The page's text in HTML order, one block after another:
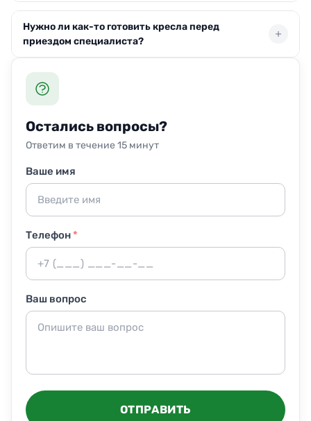
Остались вопросы?
Ответим в течение 15 минут
Ваше имя
Телефон*
Ваш вопрос
ОТПРАВИТЬ
этап — нанесение защитного состава, который
замедляет повторное появление грязи.
агрессивных компонентов. После проветривания не
остаётся раздражающих запахов — это подтверждено
кожей и не вредят питомцам, даже если те любят
отдыхать на креслах.
Нужно ли как-то готовить кресла перед
приездом специалиста?
Достаточно убрать с кресел личные вещи: подушки,
пледы, чехлы. Освобождать рабочее место полностью
не требуется — проводим клининг прямо в кабинете.
Присутствие заказчика желательно только в начале и
при приёмке результата.